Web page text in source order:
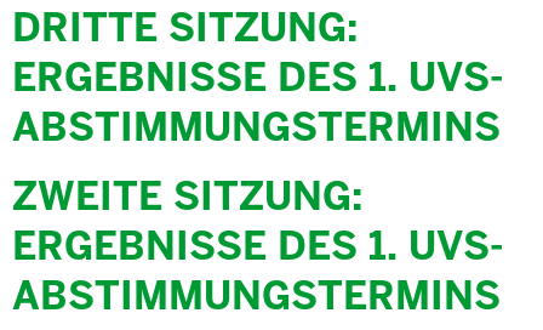
DRITTE SITZUNG:
ERGEBNISSE DES 1. UVS-
ABSTIMMUNGSTERMINS
ZWEITE SITZUNG:
ERGEBNISSE DES 1. UVS-
ABSTIMMUNGSTERMINS